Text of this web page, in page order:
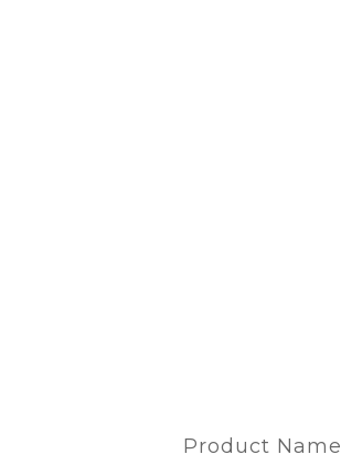
Product Name